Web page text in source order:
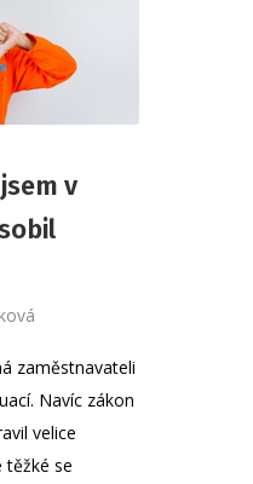
v
zaměstnavateli
Navíc zákon
velice
těžké se